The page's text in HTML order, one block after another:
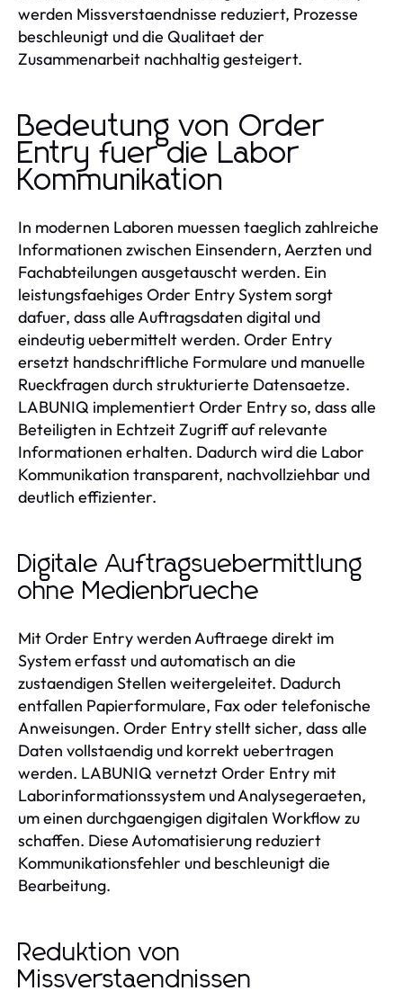
werden Missverstaendnisse reduziert, Prozesse
beschleunigt und die Qualitaet der
Zusammenarbeit nachhaltig gesteigert.
Bedeutung von Order
Entry fuer die Labor
Kommunikation
In modernen Laboren muessen taeglich zahlreiche
Informationen zwischen Einsendern, Aerzten und
Fachabteilungen ausgetauscht werden. Ein
leistungsfaehiges Order Entry System sorgt
dafuer, dass alle Auftragsdaten digital und
eindeutig uebermittelt werden. Order Entry
ersetzt handschriftliche Formulare und manuelle
Rueckfragen durch strukturierte Datensaetze.
LABUNIQ implementiert Order Entry so, dass alle
Beteiligten in Echtzeit Zugriff auf relevante
Informationen erhalten. Dadurch wird die Labor
Kommunikation transparent, nachvollziehbar und
deutlich effizienter.
Digitale Auftragsuebermittlung
ohne Medienbrueche
Mit Order Entry werden Auftraege direkt im
System erfasst und automatisch an die
zustaendigen Stellen weitergeleitet. Dadurch
entfallen Papierformulare, Fax oder telefonische
Anweisungen. Order Entry stellt sicher, dass alle
Daten vollstaendig und korrekt uebertragen
werden. LABUNIQ vernetzt Order Entry mit
Laborinformationssystem und Analysegeraeten,
um einen durchgaengigen digitalen Workflow zu
schaffen. Diese Automatisierung reduziert
Kommunikationsfehler und beschleunigt die
Bearbeitung.
Reduktion von
Missverstaendnissen